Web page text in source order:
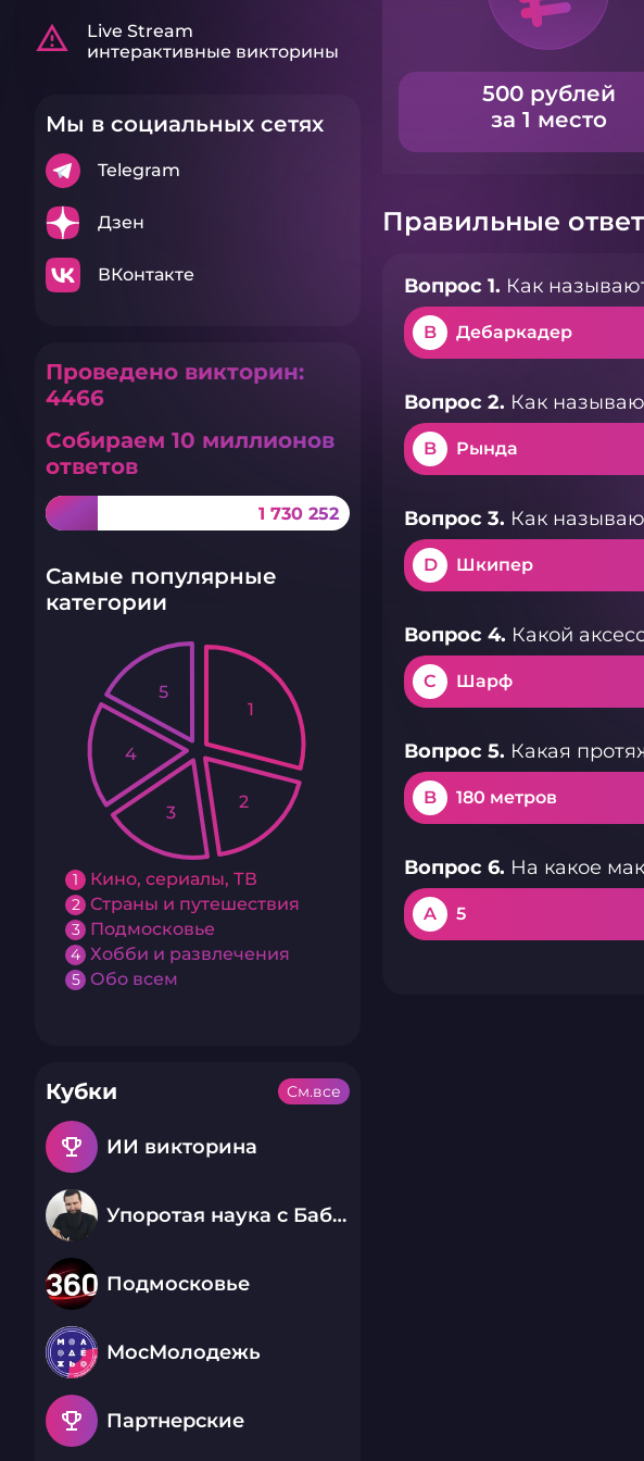
warning_amber
Live Stream
интерактивные викторины
Мы в социальных сетях
Telegram
Дзен
ВКонтакте
Проведено викторин:
4466
Собираем 10 миллионов
ответов
1 730 252
Самые популярные
категории
1 Кино, сериалы, ТВ
2 Страны и путешествия
3 Подмосковье
4 Хобби и развлечения
5 Обо всем
1
2
3
4
5
Кубки
emoji_events ИИ викторина
Упоротая наука с Бабаем Лютым
Подмосковье
МосМолодежь
emoji_events Партнерские
См.все
500 рублей
за 1 место
Правильные
Вопрос 1. Как
B Дебаркадер
Вопрос 2. Как
B Рында
Вопрос 3. Как
D Шкипер
Вопрос 4. Какой
C Шарф
Вопрос 5. Какая
B 180 метров
Вопрос 6. На какое
A 5